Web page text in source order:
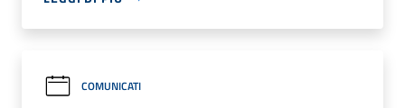
COMUNICATI